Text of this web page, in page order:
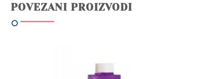
POVEZANI PROIZVODI